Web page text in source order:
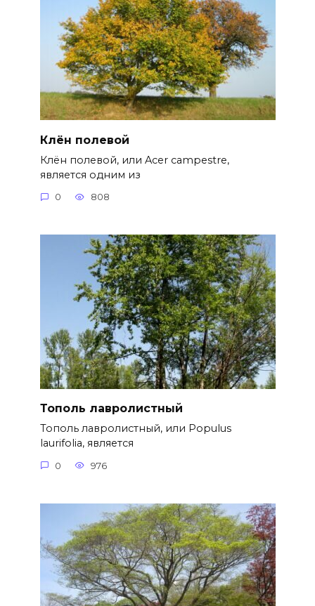
Клён полевой
Клён полевой, или Acer campestre,
является одним из
0 808
Тополь лавролистный
Тополь лавролистный, или Populus
laurifolia, является
0 976